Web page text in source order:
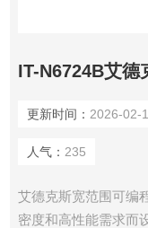
IT-N6724B艾德
更新时间： 2026-02-
人气： 235
艾德克斯宽范围可编
密度和高性能需求而